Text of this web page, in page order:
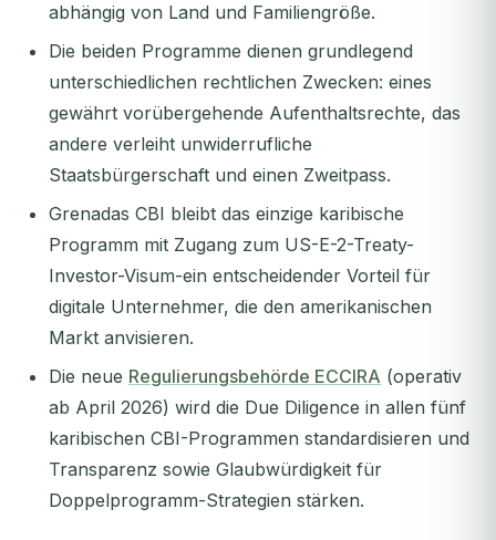
abhängig von Land und Familiengröße.
Die beiden Programme dienen grundlegend
unterschiedlichen rechtlichen Zwecken: eines
gewährt vorübergehende Aufenthaltsrechte, das
andere verleiht unwiderrufliche
Staatsbürgerschaft und einen Zweitpass.
Grenadas CBI bleibt das einzige karibische
Programm mit Zugang zum US-E-2-Treaty-
Investor-Visum-ein entscheidender Vorteil für
digitale Unternehmer, die den amerikanischen
Markt anvisieren.
Die neue Regulierungsbehörde ECCIRA (operativ
ab April 2026) wird die Due Diligence in allen fünf
karibischen CBI-Programmen standardisieren und
Transparenz sowie Glaubwürdigkeit für
Doppelprogramm-Strategien stärken.